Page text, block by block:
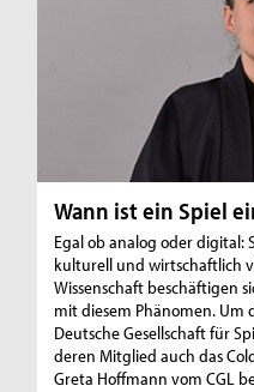
Wann ist ein Spiel
Egal ob analog oder digital:
kulturell und wirtschaftlich
Wissenschaft beschäftigen
mit diesem Phänomen. Um
Deutsche Gesellschaft für
deren Mitglied auch das
Greta Hoffmann vom CGL